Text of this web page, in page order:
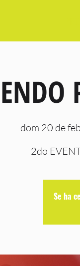
dom 20 de feb
2do
Se ha